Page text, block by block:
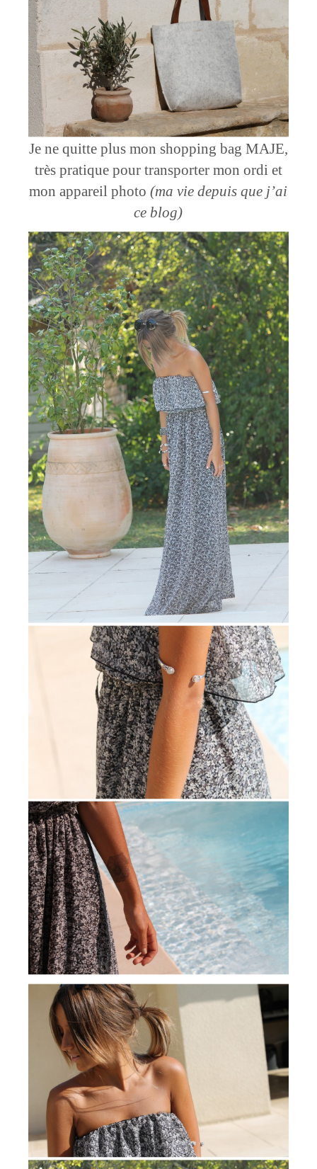
Je ne quitte plus mon shopping bag MAJE,
très pratique pour transporter mon ordi et
mon appareil photo(ma vie depuis que j’ai
ce blog)